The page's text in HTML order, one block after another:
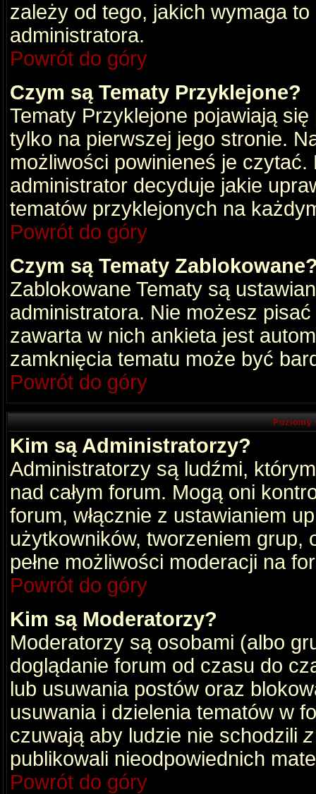
zależy od tego, jakich wymaga
administratora.
Powrót do góry
Czym są Tematy Przyklejone?
Tematy Przyklejone pojawiają
tylko na pierwszej jego stronie.
możliwości powinieneś je czytać.
administrator decyduje jakie
tematów przyklejonych na
Powrót do góry
Czym są Tematy
Zablokowane Tematy są
administratora. Nie możesz
zawarta w nich ankieta jest
zamknięcia tematu może być
Powrót do góry
Kim są Administratorzy?
Administratorzy są ludźmi,
nad całym forum. Mogą oni
forum, włącznie z ustawianiem
użytkowników, tworzeniem grup,
pełne możliwości moderacji na
Powrót do góry
Kim są Moderatorzy?
Moderatorzy są osobami (albo
doglądanie forum od czasu do
lub usuwania postów oraz
usuwania i dzielenia tematów w
czuwają aby ludzie nie schodzili
publikowali nieodpowiednich
Powrót do góry